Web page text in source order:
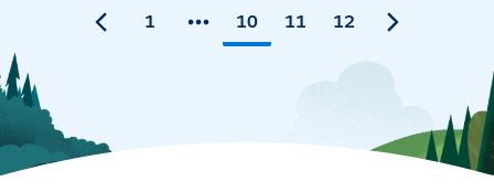
1 10 11 12